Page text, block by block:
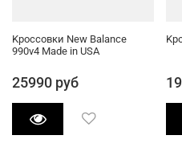
Kроссовки New Balance
990v4 Made in USA
25990 руб